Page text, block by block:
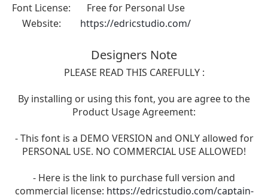
Font License:
Free for Personal Use
Website:
https://edricstudio.com/
Designers Note
PLEASE READ THIS CAREFULLY :
By installing or using this font, you are agree to the
Product Usage Agreement:
- This font is a DEMO VERSION and ONLY allowed for
PERSONAL USE. NO COMMERCIAL USE ALLOWED!
- Here is the link to purchase full version and
commercial license: https://edricstudio.com/captain-